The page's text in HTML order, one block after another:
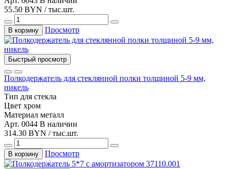
55.50 BYN / тыс.шт.
В корзину Просмотр
Быстрый просмотр
Полкодержатель для стеклянной полки толщиной 5-9 мм,
никель
Тип для стекла
Цвет хром
Материал металл
Арт. 0044 В наличии
314.30 BYN / тыс.шт.
В корзину Просмотр